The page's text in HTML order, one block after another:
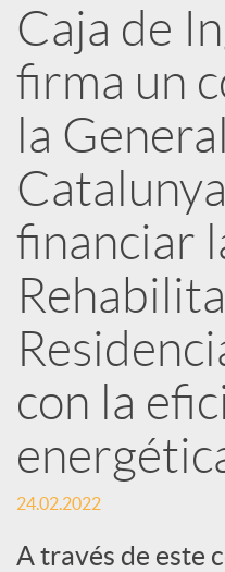
e
d
e
s
S
o
c
i
Caja de
firma un
la
financiar
con la
24.02.2022
A través de este